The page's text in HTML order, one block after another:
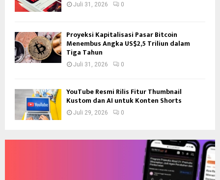
Juli 31, 2026 0
Proyeksi Kapitalisasi Pasar Bitcoin
Menembus Angka US$2,5 Triliun dalam
Tiga Tahun
Juli 31, 2026 0
YouTube Resmi Rilis Fitur Thumbnail
Kustom dan AI untuk Konten Shorts
Juli 29, 2026 0